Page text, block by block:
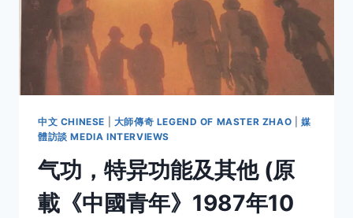
中文 CHINESE 大師傳奇 LEGEND OF MASTER ZHAO |媒
體訪談 MEDIA INTERVIEWS
气功，特异功能及其他 (原
載《中國青年》1987年10